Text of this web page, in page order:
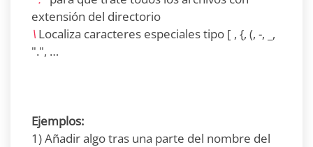
extensión del directorio
\ Localiza caracteres especiales tipo [ , {, (, -, _,
".", …
Ejemplos:
1) Añadir algo tras una parte del nombre del